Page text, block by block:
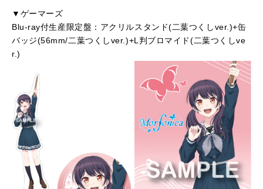
▼ゲーマーズ
Blu-ray付生産限定盤：アクリルスタンド(二葉つくしver.)+缶
バッジ(56mm/二葉つくしver.)+L判ブロマイド(二葉つくしve
r.)